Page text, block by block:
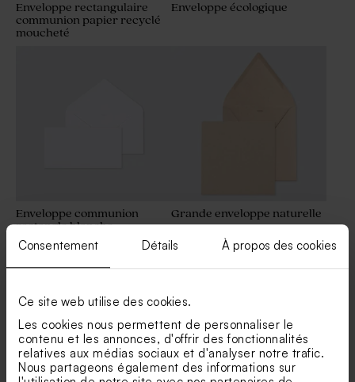
Consentement Détails À propos des cookies
Ce site web utilise des cookies.
Les cookies nous permettent de personnaliser le
contenu et les annonces, d'offrir des fonctionnalités
relatives aux médias sociaux et d'analyser notre trafic.
Nous partageons également des informations sur
Enveloppe rectangulaire
communion papier recyclé
moucheté
Enveloppe écologique
Enveloppe communion
rectangle blanche
Grande enveloppe naturelle